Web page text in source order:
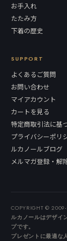
お手入れ
たたみ方
下着の歴史
SUPPORT
よくあるご質問
お問い合わせ
マイアカウント
カートを見る
特定商取引法に基
プライバシーポリ
ルカノールブログ
メルマガ登録・解
COPYRIGHT ©
ルカノールはデザイ
プです。
プレゼントに最適な